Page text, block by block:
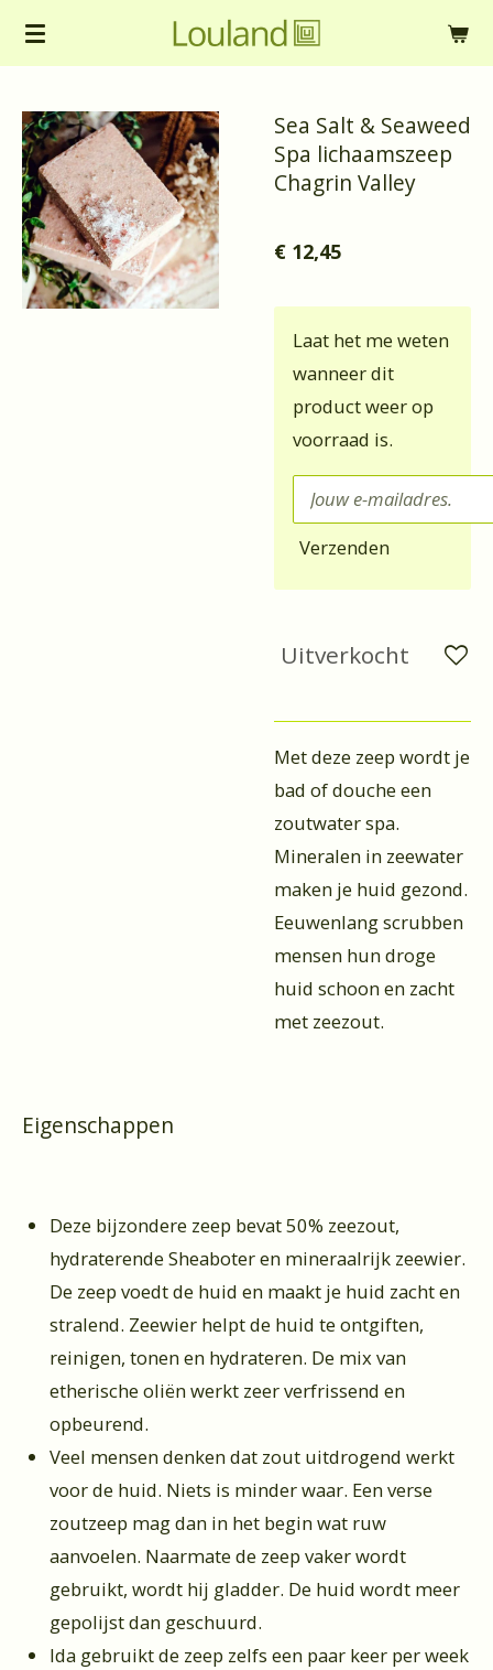
Ga
de
hoofdinhoud
Sea Salt & Seaweed
Spa lichaamszeep
Chagrin Valley
€ 12,45
Laat het me weten
wanneer dit
product weer op
voorraad is.
Verzenden
Uitverkocht
Met deze zeep wordt je
bad of douche een
zoutwater spa.
Mineralen in zeewater
maken je huid gezond.
Eeuwenlang scrubben
mensen hun droge
huid schoon en zacht
met zeezout.
Eigenschappen
Deze bijzondere zeep bevat 50% zeezout,
hydraterende Sheaboter en mineraalrijk zeewier.
De zeep voedt de huid en maakt je huid zacht en
stralend. Zeewier helpt de huid te ontgiften,
reinigen, tonen en hydrateren. De mix van
etherische oliën werkt zeer verfrissend en
opbeurend.
Veel mensen denken dat zout uitdrogend werkt
voor de huid. Niets is minder waar. Een verse
zoutzeep mag dan in het begin wat ruw
aanvoelen. Naarmate de zeep vaker wordt
gebruikt, wordt hij gladder. De huid wordt meer
gepolijst dan geschuurd.
Ida gebruikt de zeep zelfs een paar keer per week